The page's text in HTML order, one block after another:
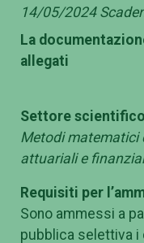
14/05/2024
La
allegati
Settore
Metodi matematici
attuariali e
Requisiti per
Sono ammessi a
pubblica selettiva i